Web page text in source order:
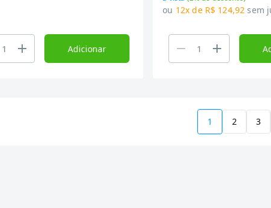
Adicionar
ou 12x de R$ 124,92 sem
1 2 3